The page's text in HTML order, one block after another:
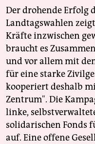
Der drohende Erfolg
Landtagswahlen
Kräfte inzwischen
braucht es
und vor allem mit
für eine starke
kooperiert deshalb
Zentrum". Die
linke,
solidarischen Fonds
auf. Eine offene